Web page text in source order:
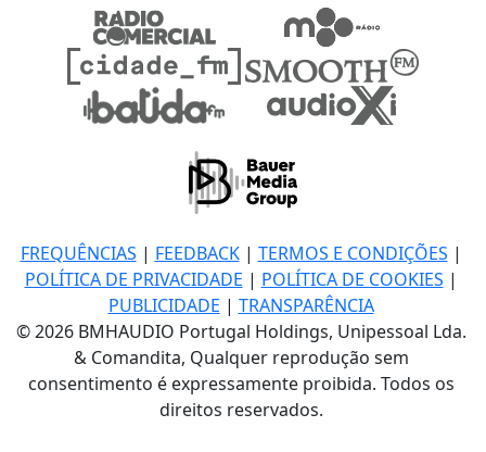
FREQUÊNCIAS | FEEDBACK| TERMOS E CONDIÇÕES |
POLÍTICA DE PRIVACIDADE | POLÍTICA DE COOKIES |
PUBLICIDADE | TRANSPARÊNCIA
© 2026 BMHAUDIO Portugal Holdings, Unipessoal Lda.
& Comandita, Qualquer reprodução sem
consentimento é expressamente proibida. Todos os
direitos reservados.